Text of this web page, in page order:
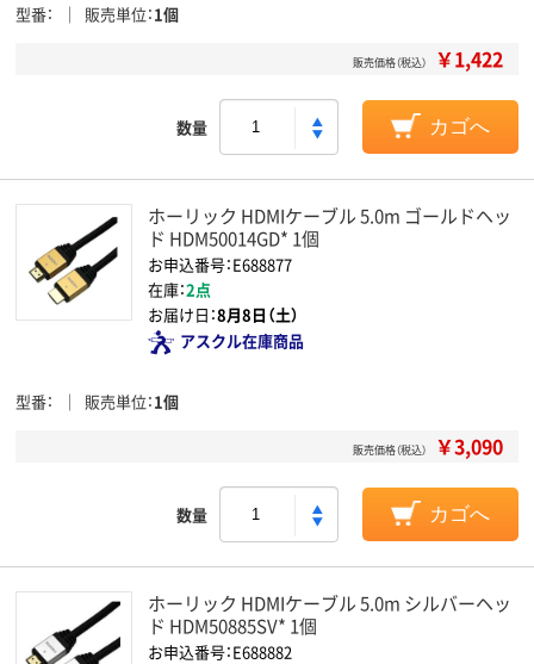
型番 販売単位 1個
販売価格（税込） ￥1,422
数量 カゴへ
ホーリック HDMIケーブル 5.0m ゴールドヘッ
ド HDM50014GD* 1個
お申込番号：E688877
在庫：2点
お届け日：8月8日（土）
アスクル在庫商品
型番 販売単位 1個
販売価格（税込） ￥3,090
数量 カゴへ
ホーリック HDMIケーブル 5.0m シルバーヘッ
ド HDM50885SV* 1個
お申込番号：E688882